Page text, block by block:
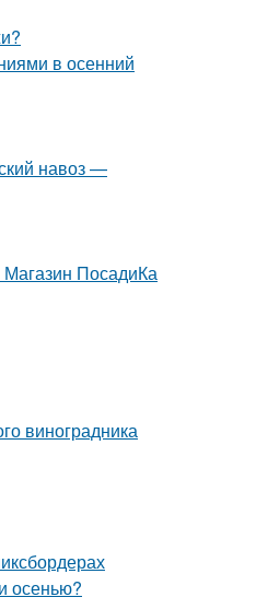
в осенний
навоз —
ПосадиКа
виноградника
осенью?